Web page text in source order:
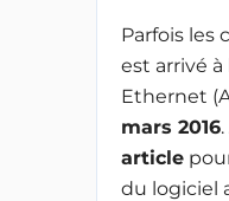
Parfois les
est arrivé à
Ethernet
mars 2016
article
du logiciel